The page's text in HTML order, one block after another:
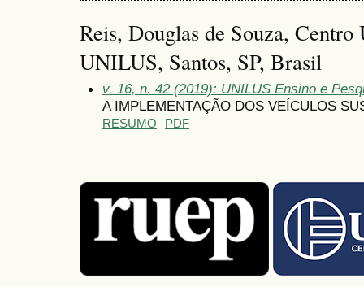
Reis, Douglas de Souza,
UNILUS, Santos, SP, Brasil
v. 16, n. 42 (2019): UNILUS Ensino e
A IMPLEMENTAÇÃO DOS VEÍCULOS
RESUMO PDF